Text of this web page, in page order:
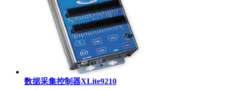
数据采集控制器XLite9210